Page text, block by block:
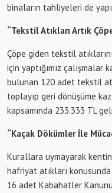
binaların tahliyeleri de
“Tekstil Atıkları Artık
Çöpe giden tekstil
için yaptığımız çalışmalar
bulunan 120 adet tekstil
toplayıp geri dönüşüme
kapsamında 233.333 TL
“Kaçak Dökümler İle
Kurallara uymayarak
hafriyat atıkları
16 adet Kabahatler